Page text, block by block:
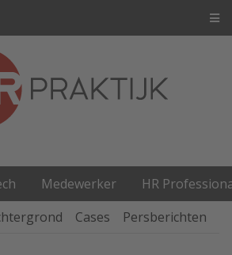
Medewerker
HR
Cases Persberichten